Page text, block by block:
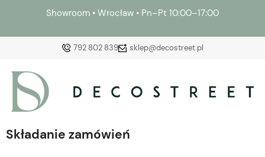
Showroom • Wrocław • Pn–Pt 10:00–17:00
792 802 839 sklep@decostreet.pl
Załóż konto
Składanie zamówień